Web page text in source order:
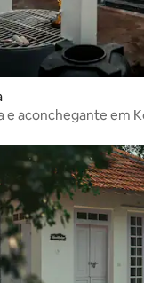
e aconchegante em